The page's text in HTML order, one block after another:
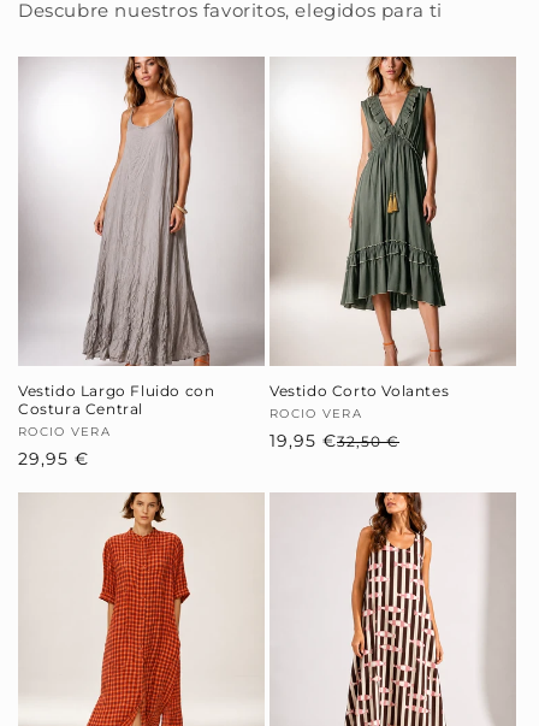
Descubre nuestros favoritos, elegidos para ti
Vestido Largo Fluido con
Costura Central
Proveedor:
ROCIO VERA
Precio
29,95 €
Vestido Corto Volantes
Proveedor:
ROCIO VERA
32,50 €
oferta
19,95 €